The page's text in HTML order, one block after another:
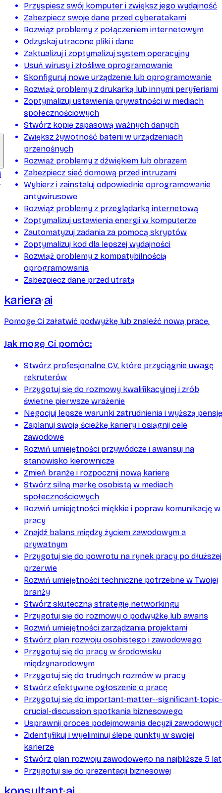
Przyspiesz swój komputer i zwiększ jego wydajność
Zabezpiecz swoje dane przed cyberatakami
Rozwiąż problemy z połączeniem internetowym
Odzyskaj utracone pliki i dane
Zaktualizuj i zoptymalizuj system operacyjny
Usuń wirusy i złośliwe oprogramowanie
Skonfiguruj nowe urządzenie lub oprogramowanie
Rozwiąż problemy z drukarką lub innymi peryferiami
Zoptymalizuj ustawienia prywatności w mediach
społecznościowych
Stwórz kopię zapasową ważnych danych
Zwiększ żywotność baterii w urządzeniach
przenośnych
Rozwiąż problemy z dźwiękiem lub obrazem
Zabezpiecz sieć domową przed intruzami
Wybierz i zainstaluj odpowiednie oprogramowanie
antywirusowe
Rozwiąż problemy z przeglądarką internetową
Zoptymalizuj ustawienia energii w komputerze
Zautomatyzuj zadania za pomocą skryptów
Zoptymalizuj kod dla lepszej wydajności
Rozwiąż problemy z kompatybilnością
oprogramowania
Zabezpiecz dane przed utratą
kariera ai
Pomogę Ci załatwić podwyżkę lub znaleźć nową pracę.
Jak mogę Ci pomóc:
Stwórz profesjonalne CV, które przyciągnie uwagę
rekruterów
Przygotuj się do rozmowy kwalifikacyjnej i zrób
świetne pierwsze wrażenie
Negocjuj lepsze warunki zatrudnienia i wyższą pensję
Zaplanuj swoją ścieżkę kariery i osiągnij cele
zawodowe
Rozwiń umiejętności przywódcze i awansuj na
stanowisko kierownicze
Zmień branżę i rozpocznij nową karierę
Stwórz silną markę osobistą w mediach
społecznościowych
Rozwiń umiejętności miękkie i popraw komunikację w
pracy
Znajdź balans między życiem zawodowym a
prywatnym
Przygotuj się do powrotu na rynek pracy po dłuższej
przerwie
Rozwiń umiejętności techniczne potrzebne w Twojej
branży
Stwórz skuteczną strategię networkingu
Przygotuj się do rozmowy o podwyżkę lub awans
Rozwiń umiejętności zarządzania projektami
Stwórz plan rozwoju osobistego i zawodowego
Przygotuj się do pracy w środowisku
międzynarodowym
Przygotuj się do trudnych rozmów w pracy
Stwórz efektywne ogłoszenie o pracę
Przygotuj się do important-matter--significant-
crucial-discussion spotkania biznesowego
Usprawnij proces podejmowania decyzji
Zidentyfikuj i wyeliminuj ślepe punkty w swojej
karierze
Stwórz plan rozwoju zawodowego na najbliższe 5 lat
Przygotuj się do prezentacji biznesowej